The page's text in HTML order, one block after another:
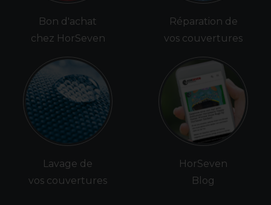
Bon d'achat
chez HorSeven
Lavage de
vos couvertures
Réparation de
vos couvertures
HorSeven
Blog